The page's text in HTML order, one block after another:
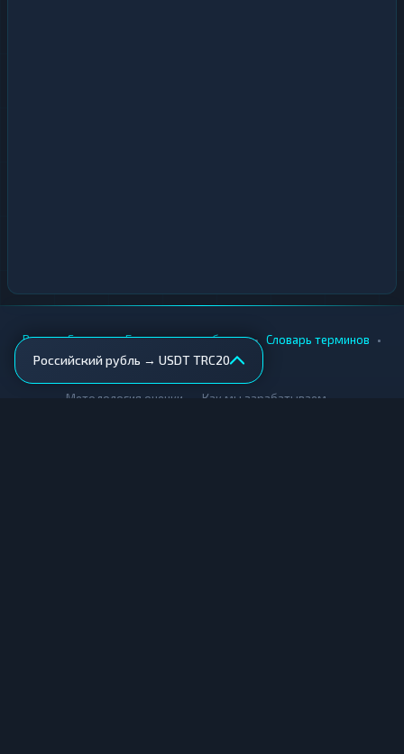
Российский рубль → USDT TRC20
Вики • Города • Безопасность обмена • Словарь терминов •
AML-проверка
Методология оценки Как мы зарабатываем